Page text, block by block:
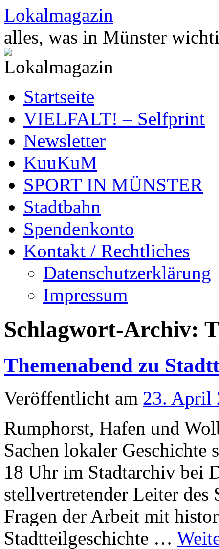
Zum
Inhalt
springen
Lokalmagazin
alles, was in Münster
Startseite
VIELFALT! – Selfprint
Newsletter
KuuKuM
SPORT IN MÜNSTER
Stadtbahn
Spendenkonto
Kontakt / Rechtliches
Datenschutzerklärung
Impressum
Schlagwort-Archiv:
Themenabend zu
Veröffentlicht am 23. April
Rumphorst, Hafen und
Sachen lokaler
18 Uhr im Stadtarchiv bei
stellvertretender Leiter des
Fragen der Arbeit mit
Stadtteilgeschichte …